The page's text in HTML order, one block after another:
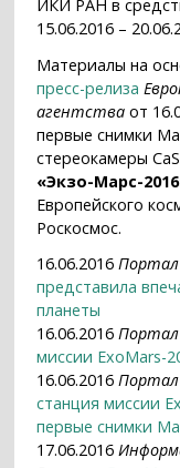
ИКИ РАН в
15.06.2016 –
Материалы на
пресс-релиза
агентства от
первые снимки
стереокамеры
«Экзо-Марс-
Европейского
Роскосмос.
16.06.2016
представила
планеты
16.06.2016Портал
миссии ExoMars-
16.06.2016Портал
станция миссии
первые снимки
17.06.2016